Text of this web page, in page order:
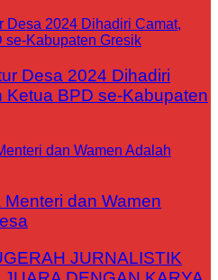
Desa 2024 Dihadiri
Ketua BPD se-Kabupaten
dan Wamen
JURNALISTIK